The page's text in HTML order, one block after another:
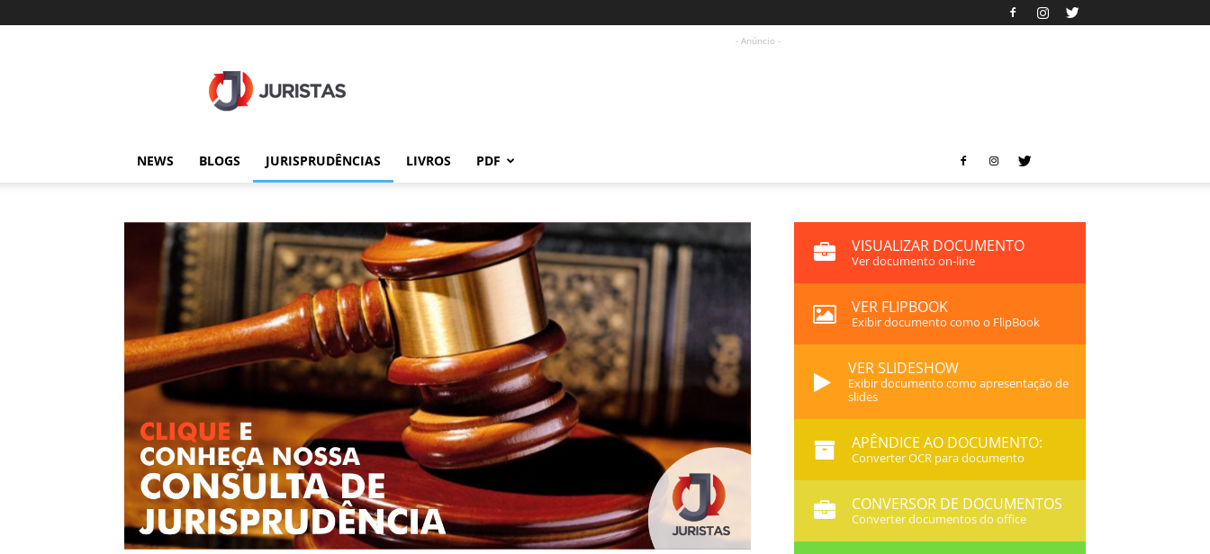
- Anúncio -
NEWS BLOGS JURISPRUDÊNCIAS LIVROS PDF
VISUALIZAR DOCUMENTO
Ver documento on-line
VER FLIPBOOK
Exibir documento como o FlipBook
VER SLIDESHOW
Exibir documento como apresentação de
slides
APÊNDICE AO DOCUMENTO:
Converter OCR para documento
CONVERSOR DE DOCUMENTOS
Converter documentos do office